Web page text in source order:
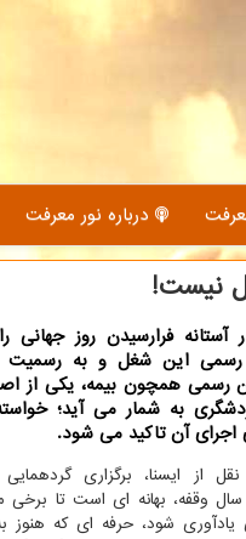
درباره نور معرفت
نیست!
فرارسیدن روز جهانی
رسمی این شغل و به رسمیت
رسمی همچون بیمه، یکی از
به شمار می آید؛
آن تاکید می شود.
از ایسنا، برگزاری گردهمایی
سال وقفه، بهانه ای است تا
یادآوری شود، حرفه ای که